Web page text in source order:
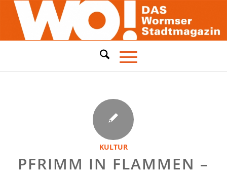
KULTUR
PFRIMM IN FLAMMEN –